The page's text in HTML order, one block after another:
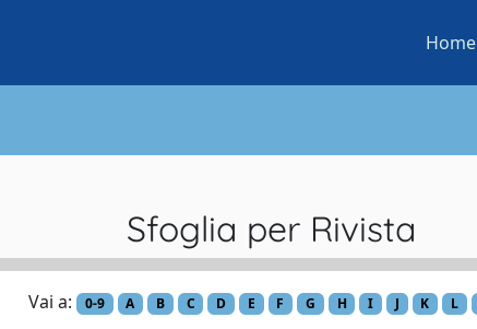
Home
Sfoglia per Rivista
Vai a: 0-9 A B C D E F G H I J K L